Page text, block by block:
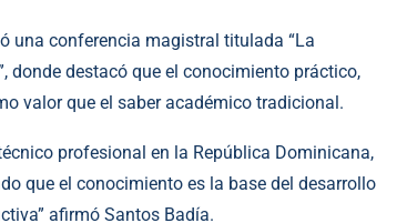
una conferencia magistral titulada “La
donde destacó que el conocimiento práctico,
valor que el saber académico tradicional.
profesional en la República Dominicana,
que el conocimiento es la base del desarrollo
afirmó Santos Badía.